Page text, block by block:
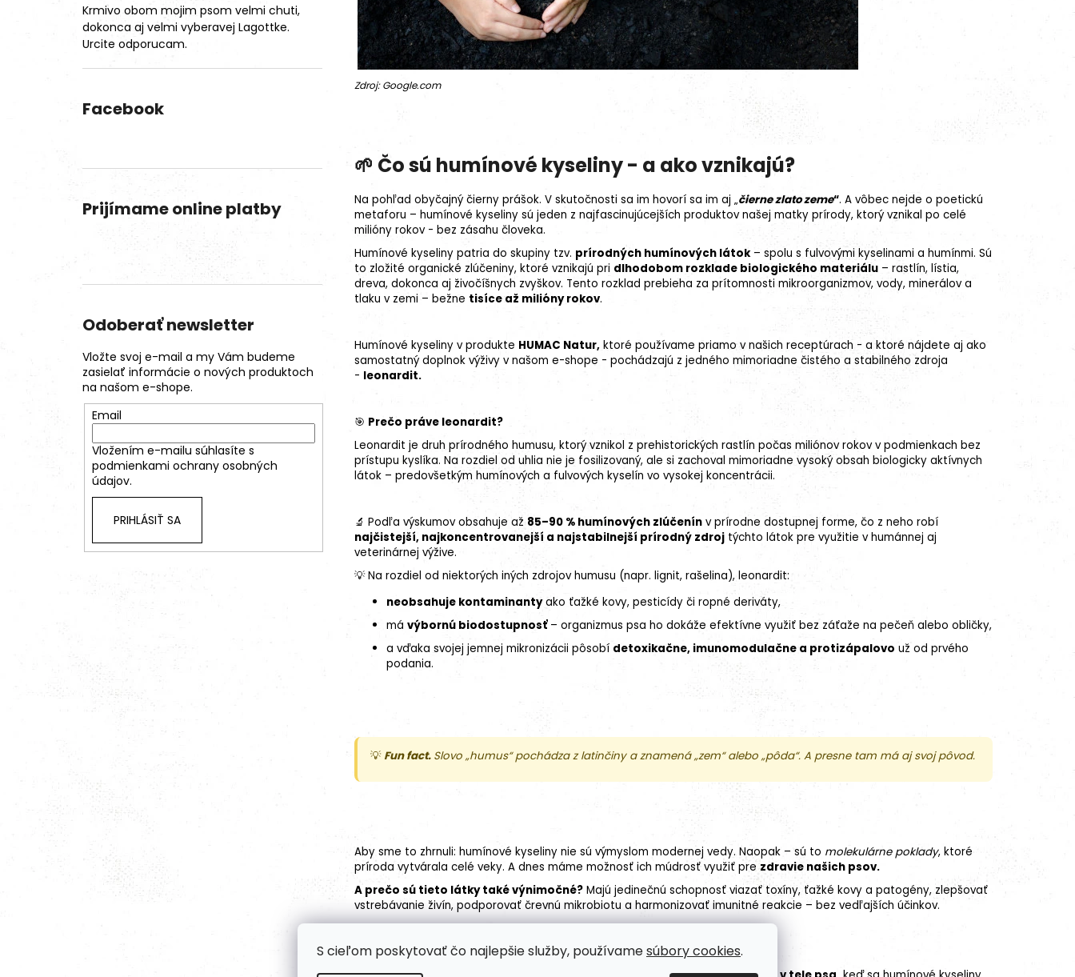
S cieľom poskytovať čo najlepšie služby, používamesúbory cookies.
Krmivo obom mojim psom velmi chuti,
dokonca aj velmi vyberavej Lagottke.
Urcite odporucam.
Facebook
Prijímame online platby
Odoberať newsletter
Vložte svoj e-mail a my Vám budeme
zasielať informácie o nových produktoch
na našom e-shope.
Email
Vložením e-mailu súhlasíte s
podmienkami ochrany osobných
údajov.
PRIHLÁSIŤ SA
Zdroj: Google.com
🌱 Čo sú humínové kyseliny - a ako vznikajú?
Na pohľad obyčajný čierny prášok. V skutočnosti sa im hovorí sa im aj „čierne zlato zeme“. A vôbec nejde o poetickú
metaforu – humínové kyseliny sú jeden z najfascinujúcejších produktov našej matky prírody, ktorý vznikal po celé
milióny rokov - bez zásahu človeka.
Humínové kyseliny patria do skupiny tzv. prírodných humínových látok– spolu s fulvovými kyselinami a humínmi. Sú
to zložité organické zlúčeniny, ktoré vznikajú pri dlhodobom rozklade biologického materiálu – rastlín, lístia,
dreva, dokonca aj živočíšnych zvyškov. Tento rozklad prebieha za prítomnosti mikroorganizmov, vody, minerálov a
tlaku v zemi – bežne tisíce až milióny rokov.
Humínové kyseliny v produkte HUMAC Natur, ktoré používame priamo v našich receptúrach - a ktoré nájdete aj ako
samostatný doplnok výživy v našom e-shope - pochádzajú z jedného mimoriadne čistého a stabilného zdroja
- leonardit.
🎯 Prečo práve leonardit?
Leonardit je druh prírodného humusu, ktorý vznikol z prehistorických rastlín počas miliónov rokov v podmienkach bez
prístupu kyslíka. Na rozdiel od uhlia nie je fosilizovaný, ale si zachoval mimoriadne vysoký obsah biologicky aktívnych
látok – predovšetkým humínových a fulvových kyselín vo vysokej koncentrácii.
🔬 Podľa výskumov obsahuje až 85–90 % humínových zlúčenín v prírodne dostupnej forme, čo z neho robí
najčistejší, najkoncentrovanejší a najstabilnejší prírodný zdroj týchto látok pre využitie v humánnej aj
veterinárnej výžive.
💡 Na rozdiel od niektorých iných zdrojov humusu (napr. lignit, rašelina), leonardit:
neobsahuje kontaminantyako ťažké kovy, pesticídy či ropné deriváty,
má výbornú biodostupnosť– organizmus psa ho dokáže efektívne využiť bez záťaže na pečeň alebo obličky,
a vďaka svojej jemnej mikronizácii pôsobí detoxikačne, imunomodulačne a protizápalovo už od prvého
podania.
💡 Fun fact. Slovo „humus“ pochádza z latinčiny a znamená „zem“ alebo „pôda“. A presne tam má aj svoj pôvod.
Aby sme to zhrnuli: humínové kyseliny nie sú výmyslom modernej vedy. Naopak – sú to molekulárne poklady, ktoré
príroda vytvárala celé veky. A dnes máme možnosť ich múdrosť využiť pre zdravie našich psov.
A prečo sú tieto látky také výnimočné? Majú jedinečnú schopnosť viazať toxíny, ťažké kovy a patogény, zlepšovať
vstrebávanie živín, podporovať črevnú mikrobiotu a harmonizovať imunitné reakcie – bez vedľajších účinkov.